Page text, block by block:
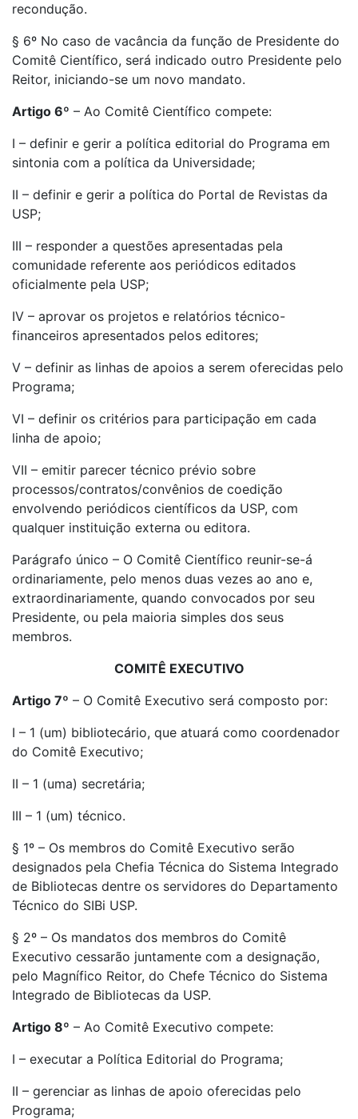
recondução.
§ 6º No caso de vacância da função de Presidente do
Comitê Científico, será indicado outro Presidente pelo
Reitor, iniciando-se um novo mandato.
Artigo 6º – Ao Comitê Científico compete:
I – definir e gerir a política editorial do Programa em
sintonia com a política da Universidade;
II – definir e gerir a política do Portal de Revistas da
USP;
III – responder a questões apresentadas pela
comunidade referente aos periódicos editados
oficialmente pela USP;
IV – aprovar os projetos e relatórios técnico-
financeiros apresentados pelos editores;
V – definir as linhas de apoios a serem oferecidas pelo
Programa;
VI – definir os critérios para participação em cada
linha de apoio;
VII – emitir parecer técnico prévio sobre
processos/contratos/convênios de coedição
envolvendo periódicos científicos da USP, com
qualquer instituição externa ou editora.
Parágrafo único – O Comitê Científico reunir-se-á
ordinariamente, pelo menos duas vezes ao ano e,
extraordinariamente, quando convocados por seu
Presidente, ou pela maioria simples dos seus
membros.
COMITÊ EXECUTIVO
Artigo 7º – O Comitê Executivo será composto por:
I – 1 (um) bibliotecário, que atuará como coordenador
do Comitê Executivo;
II – 1 (uma) secretária;
III – 1 (um) técnico.
§ 1º – Os membros do Comitê Executivo serão
designados pela Chefia Técnica do Sistema Integrado
de Bibliotecas dentre os servidores do Departamento
Técnico do SIBi USP.
§ 2º – Os mandatos dos membros do Comitê
Executivo cessarão juntamente com a designação,
pelo Magnífico Reitor, do Chefe Técnico do Sistema
Integrado de Bibliotecas da USP.
Artigo 8º – Ao Comitê Executivo compete:
I – executar a Política Editorial do Programa;
II – gerenciar as linhas de apoio oferecidas pelo
Programa;